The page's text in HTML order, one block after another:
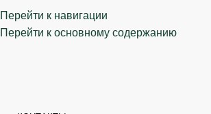
Перейти к навигации
Перейти к основному содержанию